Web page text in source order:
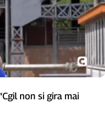
non si gira mai